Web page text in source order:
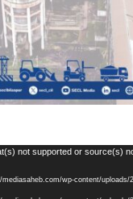
not supported or source(s)
wp-content/uploads/